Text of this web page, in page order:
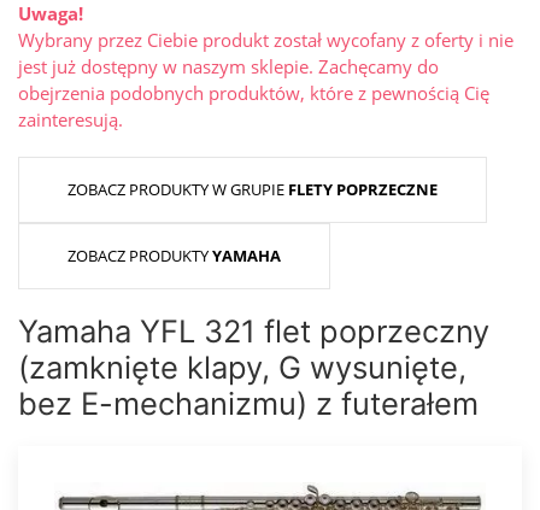
Uwaga!
Wybrany przez Ciebie produkt został wycofany z oferty i nie
jest już dostępny w naszym sklepie. Zachęcamy do
obejrzenia podobnych produktów, które z pewnością Cię
zainteresują.
ZOBACZ PRODUKTY W GRUPIE FLETY POPRZECZNE
ZOBACZ PRODUKTYYAMAHA
Yamaha YFL 321 flet poprzeczny
(zamknięte klapy, G wysunięte,
bez E-mechanizmu) z futerałem